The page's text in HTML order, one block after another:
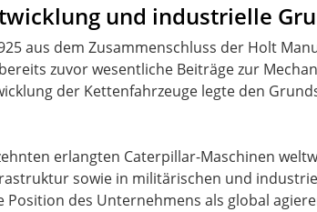
und industrielle
aus dem Zusammenschluss der Holt
zuvor wesentliche Beiträge zur
der Kettenfahrzeuge legte den
erlangten Caterpillar-Maschinen
sowie in militärischen und
Position des Unternehmens als global